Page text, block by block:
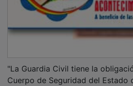
"La Guardia Civil tiene la
Cuerpo de Seguridad del Estado